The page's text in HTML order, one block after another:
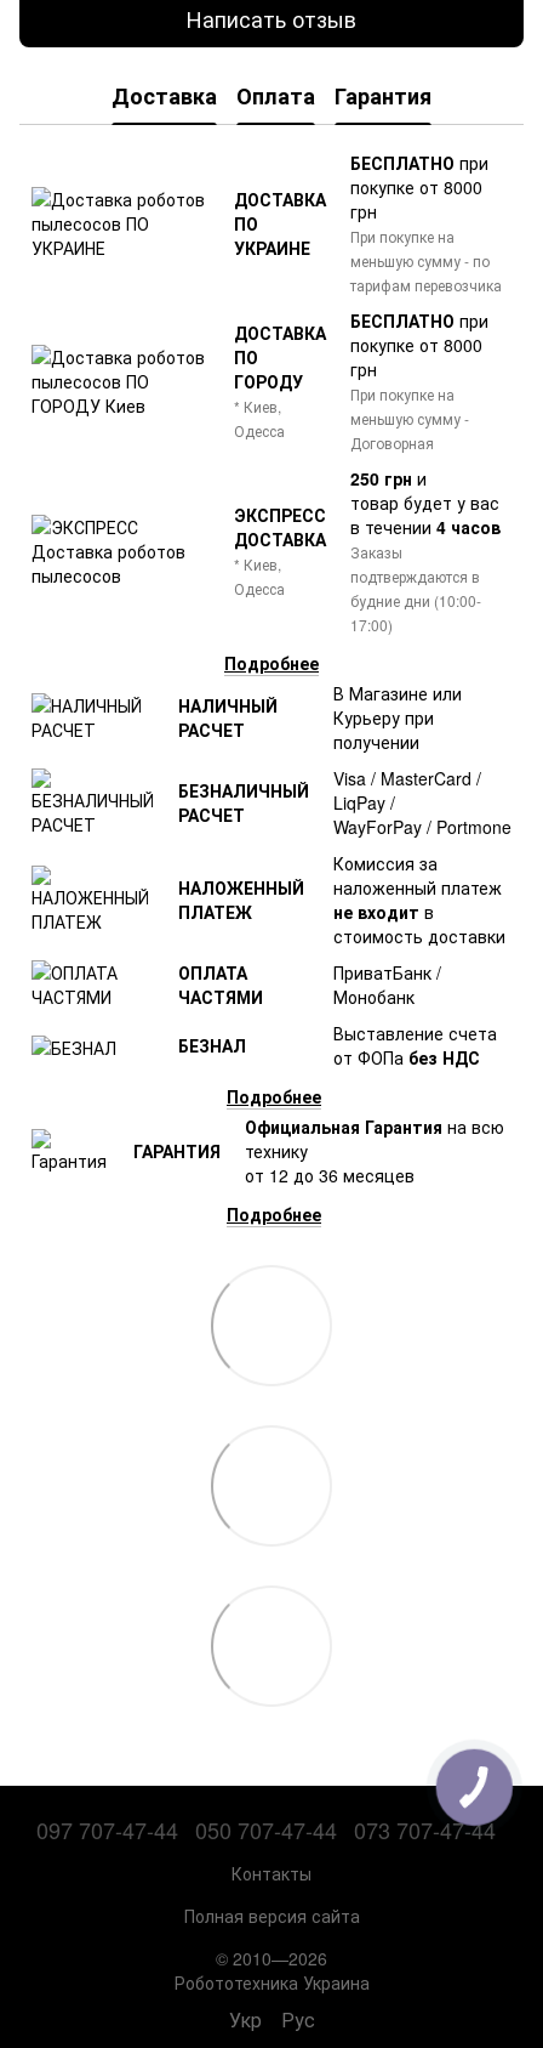
Написать отзыв
Доставка Оплата Гарантия
ДОСТАВКА
ПО
УКРАИНЕ
БЕСПЛАТНО при
покупке от 8000
грн
При покупке на
меньшую сумму - по
тарифам перевозчика
ДОСТАВКА
ПО
ГОРОДУ
* Киев,
Одесса
БЕСПЛАТНО при
покупке от 8000
грн
При покупке на
меньшую сумму -
Договорная
ЭКСПРЕСС
ДОСТАВКА
* Киев,
Одесса
250 грн и
товар будет у вас
в течении 4 часов
Заказы
подтверждаются в
будние дни (10:00-
17:00)
Подробнее
НАЛИЧНЫЙ
РАСЧЕТ
В Магазине или
Курьеру при
получении
БЕЗНАЛИЧНЫЙ
РАСЧЕТ
Visa / MasterCard /
LiqPay /
WayForPay / Portmone
НАЛОЖЕННЫЙ
ПЛАТЕЖ
Комиссия за
наложенный платеж
не входит в
стоимость доставки
ОПЛАТА
ЧАСТЯМИ
ПриватБанк /
Монобанк
БЕЗНАЛ
Выставление счета
от ФОПа без НДС
Подробнее
ГАРАНТИЯ
Официальная Гарантия на всю
технику
от 12 до 36 месяцев
Подробнее
097 707-47-44 050 707-47-44 073 707-47-44
Контакты
Полная версия сайта
© 2010—2026
Робототехника Украина
Укр Рус